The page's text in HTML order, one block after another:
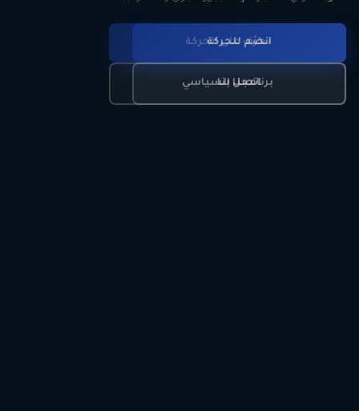
تعرّف على الحركة
برنامجنا السياسي
انضم للحركة
اتصل بنا